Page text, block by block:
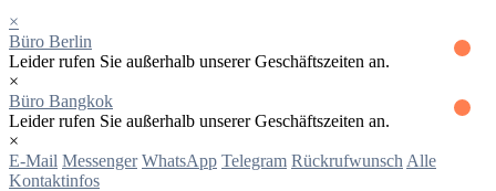
×
Büro Berlin
Leider rufen Sie außerhalb unserer Geschäftszeiten an.
×
Büro Bangkok
Leider rufen Sie außerhalb unserer Geschäftszeiten an.
×
E-Mail Messenger WhatsApp Telegram Rückrufwunsch Alle
Kontaktinfos